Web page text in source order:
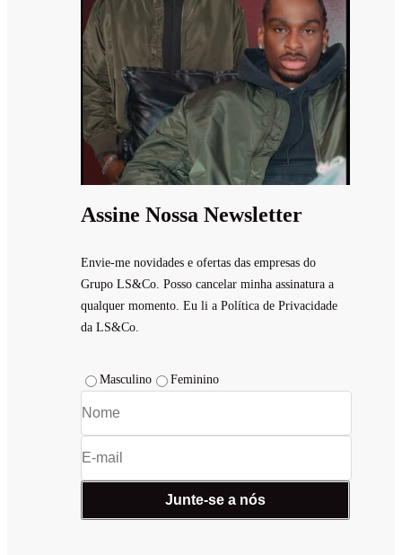
Assine Nossa Newsletter
Envie-me novidades e ofertas das empresas do
Grupo LS&Co. Posso cancelar minha assinatura a
qualquer momento. Eu li a Política de Privacidade
da LS&Co.
Masculino Feminino
Junte-se a nós